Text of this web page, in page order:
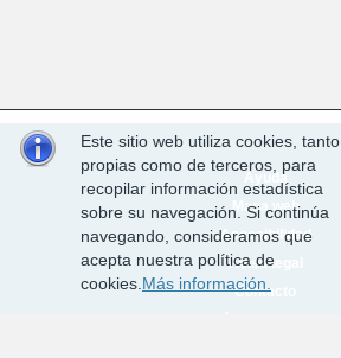
Este sitio web utiliza cookies, tanto
propias como de terceros, para
recopilar información estadística
sobre su navegación. Si continúa
navegando, consideramos que
acepta nuestra política de
cookies. Más información.
Ayuda
Mapa web
Accesibilidad
Aviso legal
Contacto